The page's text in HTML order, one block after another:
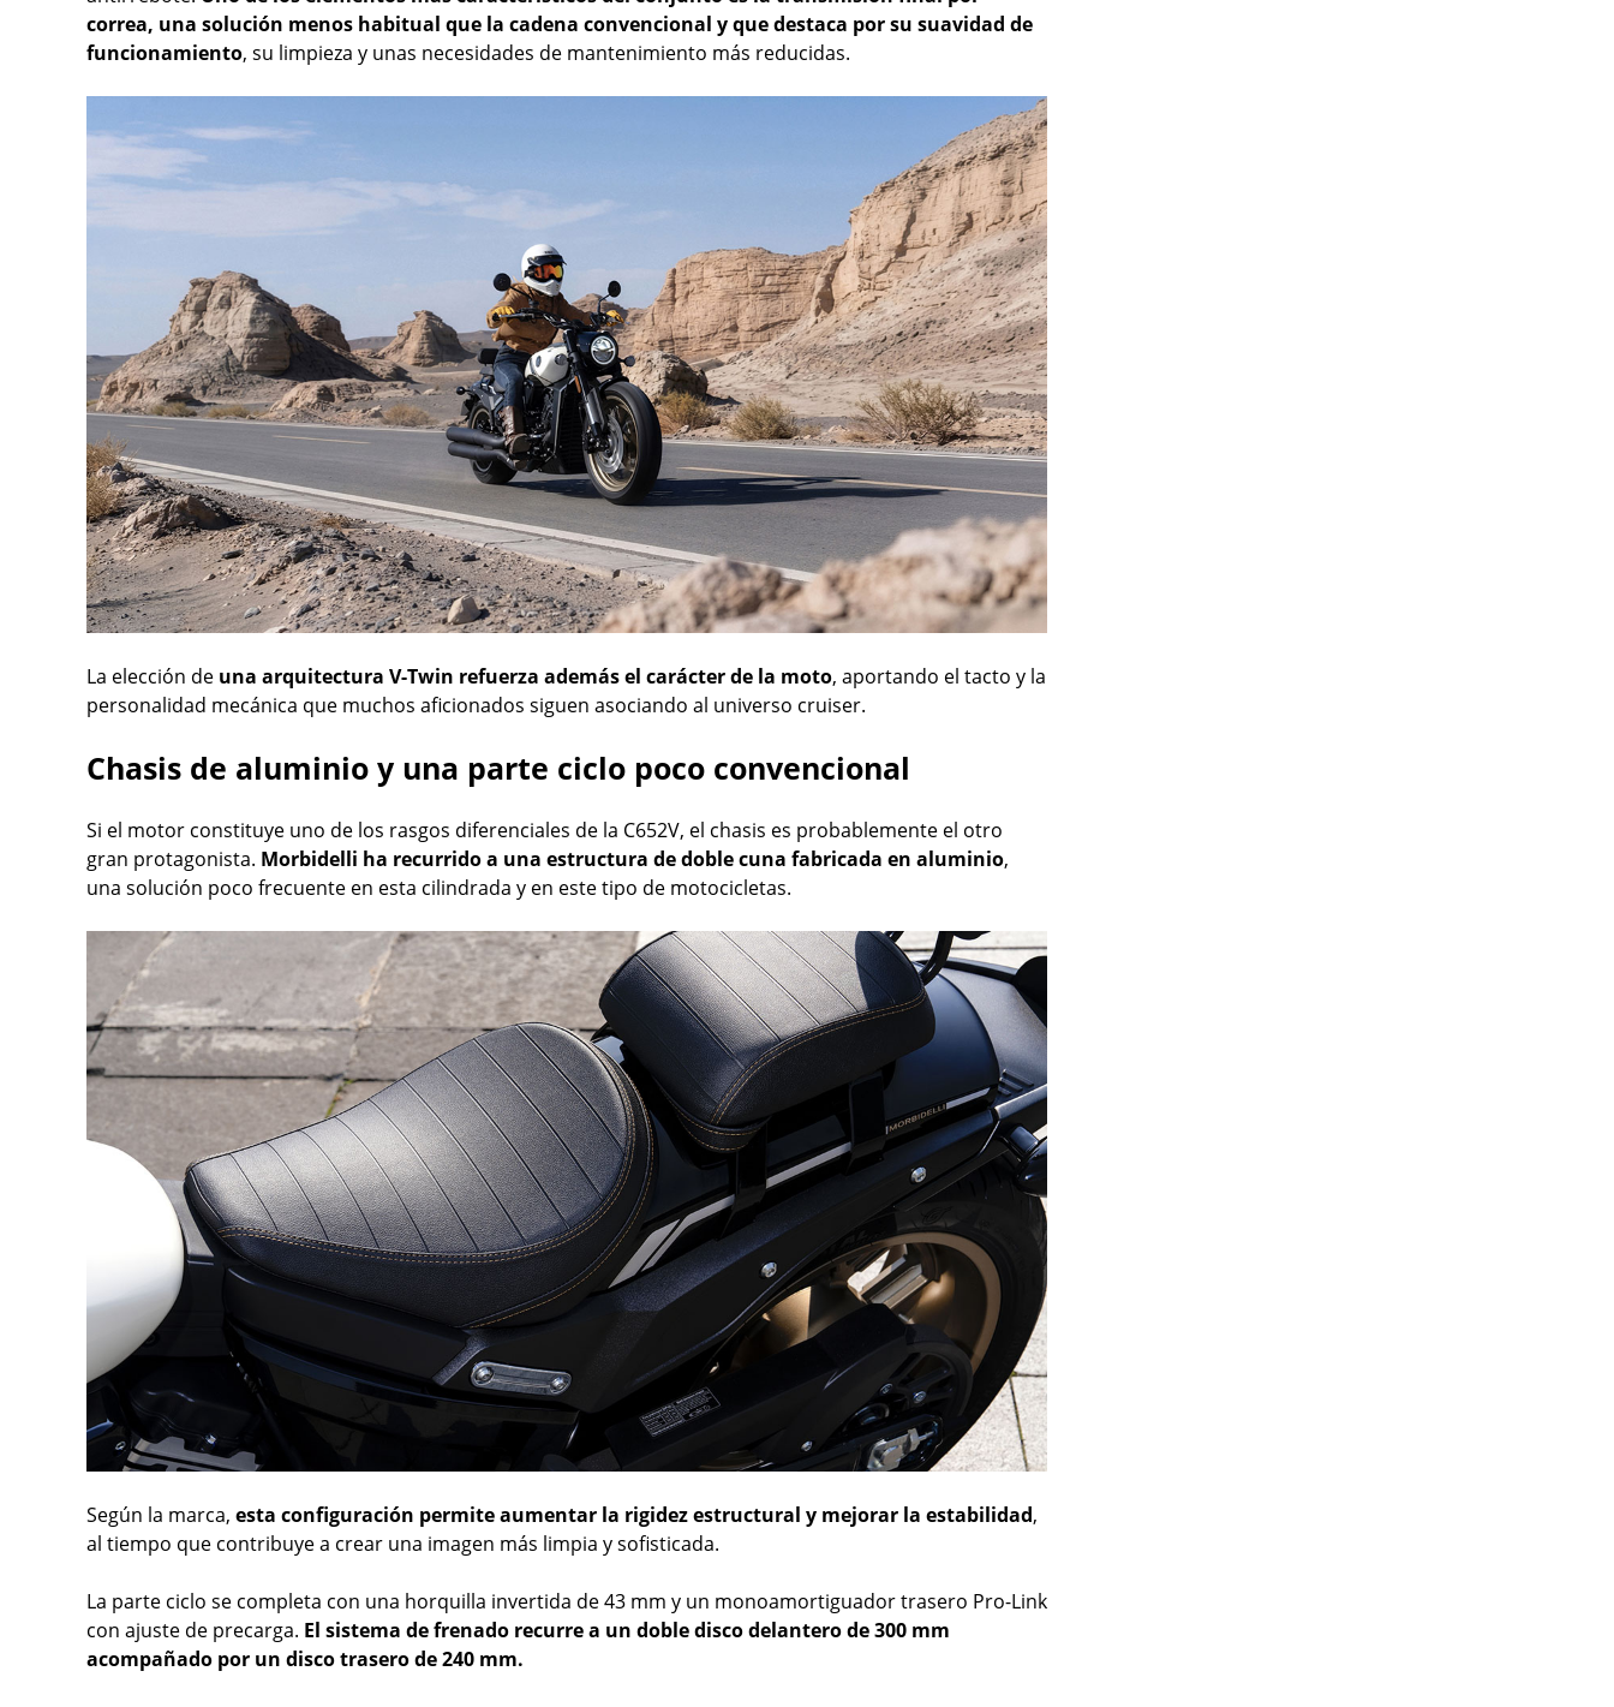
correa, una solución menos habitual que la cadena convencional y que destaca por su suavidad de
funcionamiento, su limpieza y unas necesidades de mantenimiento más reducidas.
La elección de una arquitectura V-Twin refuerza además el carácter de la moto, aportando el tacto y la
personalidad mecánica que muchos aficionados siguen asociando al universo cruiser.
Chasis de aluminio y una parte ciclo poco convencional
Si el motor constituye uno de los rasgos diferenciales de la C652V, el chasis es probablemente el otro
gran protagonista. Morbidelli ha recurrido a una estructura de doble cuna fabricada en aluminio,
una solución poco frecuente en esta cilindrada y en este tipo de motocicletas.
Según la marca, esta configuración permite aumentar la rigidez estructural y mejorar la estabilidad,
al tiempo que contribuye a crear una imagen más limpia y sofisticada.
La parte ciclo se completa con una horquilla invertida de 43 mm y un monoamortiguador trasero Pro-Link
con ajuste de precarga. El sistema de frenado recurre a un doble disco delantero de 300 mm
acompañado por un disco trasero de 240 mm.